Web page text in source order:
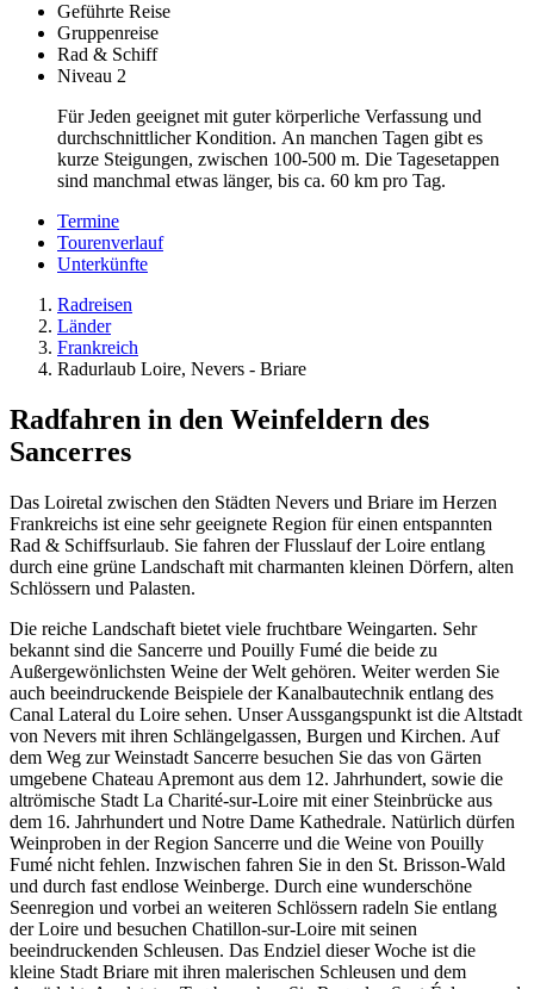
Geführte Reise
Gruppenreise
Rad & Schiff
Niveau 2
Für Jeden geeignet mit guter körperliche Verfassung und
durchschnittlicher Kondition. An manchen Tagen gibt es
kurze Steigungen, zwischen 100-500 m. Die Tagesetappen
sind manchmal etwas länger, bis ca. 60 km pro Tag.
Termine
Tourenverlauf
Unterkünfte
Radreisen
Länder
Frankreich
Radurlaub Loire, Nevers - Briare
Radfahren in den Weinfeldern des
Sancerres
Das Loiretal zwischen den Städten Nevers und Briare im Herzen
Frankreichs ist eine sehr geeignete Region für einen entspannten
Rad & Schiffsurlaub. Sie fahren der Flusslauf der Loire entlang
durch eine grüne Landschaft mit charmanten kleinen Dörfern, alten
Schlössern und Palasten.
Die reiche Landschaft bietet viele fruchtbare Weingarten. Sehr
bekannt sind die Sancerre und Pouilly Fumé die beide zu
Außergewönlichsten Weine der Welt gehören. Weiter werden Sie
auch beeindruckende Beispiele der Kanalbautechnik entlang des
Canal Lateral du Loire sehen. Unser Aussgangspunkt ist die Altstadt
von Nevers mit ihren Schlängelgassen, Burgen und Kirchen. Auf
dem Weg zur Weinstadt Sancerre besuchen Sie das von Gärten
umgebene Chateau Apremont aus dem 12. Jahrhundert, sowie die
altrömische Stadt La Charité-sur-Loire mit einer Steinbrücke aus
dem 16. Jahrhundert und Notre Dame Kathedrale. Natürlich dürfen
Weinproben in der Region Sancerre und die Weine von Pouilly
Fumé nicht fehlen. Inzwischen fahren Sie in den St. Brisson-Wald
und durch fast endlose Weinberge. Durch eine wunderschöne
Seenregion und vorbei an weiteren Schlössern radeln Sie entlang
der Loire und besuchen Chatillon-sur-Loire mit seinen
beeindruckenden Schleusen. Das Endziel dieser Woche ist die
kleine Stadt Briare mit ihren malerischen Schleusen und dem